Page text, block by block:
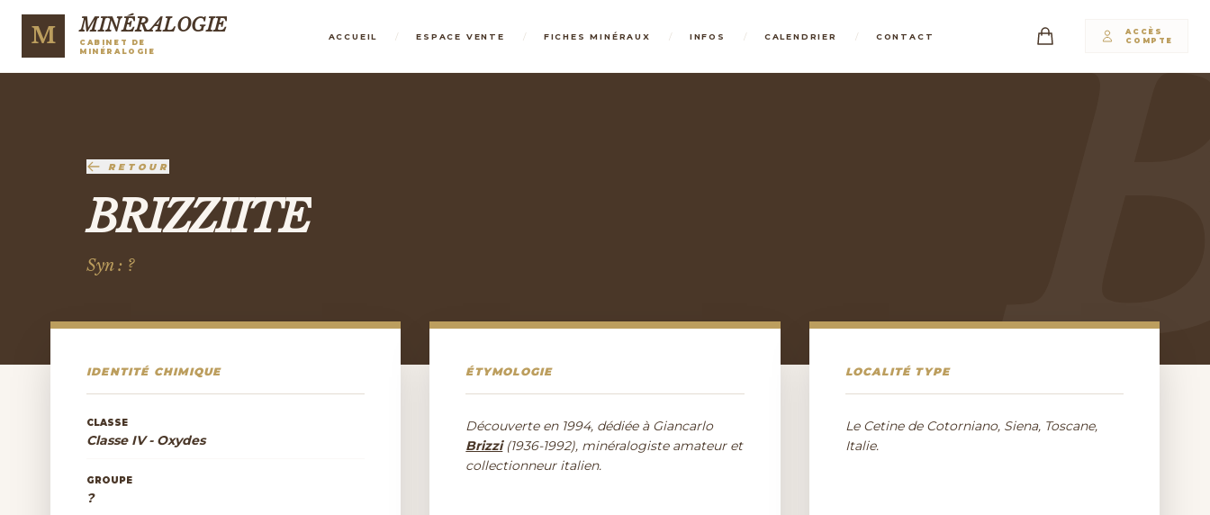
M MINÉRALOGIE
CABINET DE
MINÉRALOGIE
ACCUEIL / ESPACE VENTE / FICHES MINÉRAUX / INFOS / CALENDRIER / CONTACT
ACCÈS
COMPTE
RETOUR
BRIZZIITE
Syn : ?
IDENTITÉ CHIMIQUE
CLASSE
Classe IV - Oxydes
GROUPE
?
ÉTYMOLOGIE
Découverte en 1994, dédiée à Giancarlo
Brizzi(1936-1992), minéralogiste amateur et
collectionneur italien.
LOCALITÉ TYPE
Le Cetine de Cotorniano, Siena, Toscane,
Italie.